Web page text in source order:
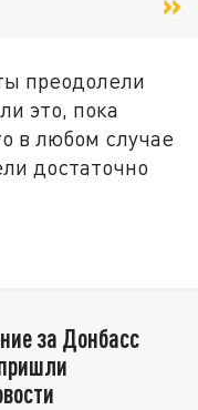
преодолели
это, пока
в любом случае
достаточно
за Донбасс